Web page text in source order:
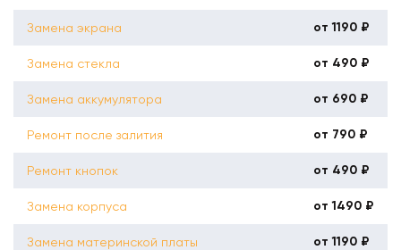
Замена экрана от 1190 ₽
Замена стекла от 490 ₽
Замена аккумулятора от 690 ₽
Ремонт после залития от 790 ₽
Ремонт кнопок от 490 ₽
Замена корпуса от 1490 ₽
Замена материнской платы от 1190 ₽